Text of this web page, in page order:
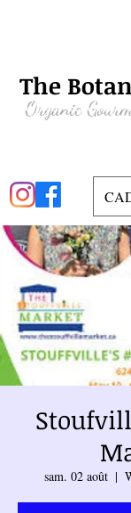
The
Organic
sam. 02 août
  |